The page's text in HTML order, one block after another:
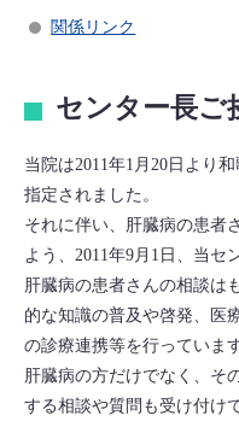
関係リンク
センター長ご
当院は2011年1月20日より
指定されました。
それに伴い、肝臓病の患者
よう、2011年9月1日、当セ
肝臓病の患者さんの相談は
的な知識の普及や啓発、医
の診療連携等を行っています
肝臓病の方だけでなく、そ
する相談や質問も受け付け